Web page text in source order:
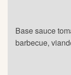
Base sauce
barbecue,